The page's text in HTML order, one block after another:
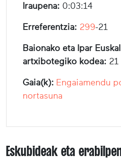
Iraupena: 0:03:14
Erreferentzia: 299-21
Baionako eta Ipar
artxibotegiko kodea: 21
Gaia(k): Engaiamendu
nortasuna
Eskubideak eta